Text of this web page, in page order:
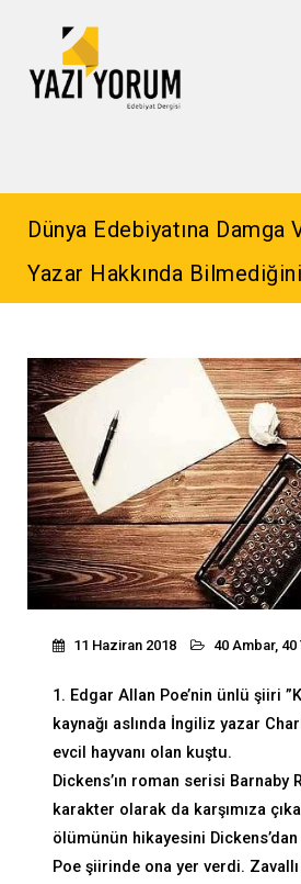
Dünya Edebiyatına Damga
Yazar Hakkında
11 Haziran 2018 40 Ambar, 40
1. Edgar Allan Poe’nin ünlü şiiri
kaynağı aslında İngiliz yazar
evcil hayvanı olan kuştu.
Dickens’ın roman serisi Barnaby
karakter olarak da karşımıza
ölümünün hikayesini
Poe şiirinde ona yer verdi. Zavallı